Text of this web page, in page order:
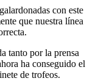
con este
que nuestra línea
tanto por la prensa
ha conseguido el
de trofeos.